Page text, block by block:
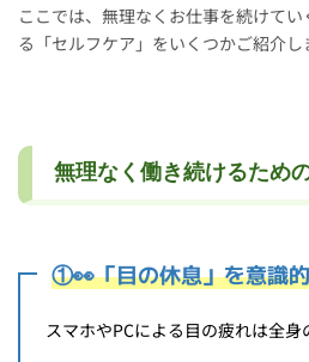
ここでは、無理なくお仕事を続けて
る「セルフケア」をいくつかご紹介し
無理なく働き続けるため
①👀「目の休息」を意識
スマホやPCによる目の疲れは全身